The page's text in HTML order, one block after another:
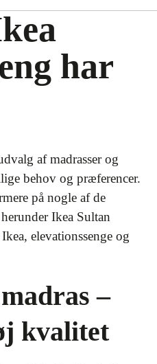
har
af madrasser og
behov og præferencer.
på nogle af de
Ikea Sultan
elevationssenge og
–
kvalitet